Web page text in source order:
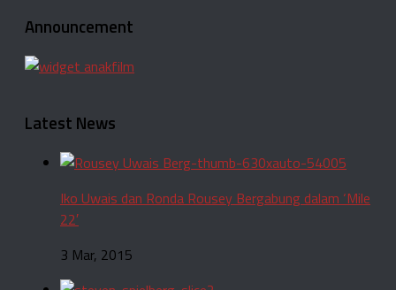
Announcement
Latest News
Iko Uwais dan Ronda Rousey Bergabung dalam ‘Mile
22′
3 Mar, 2015